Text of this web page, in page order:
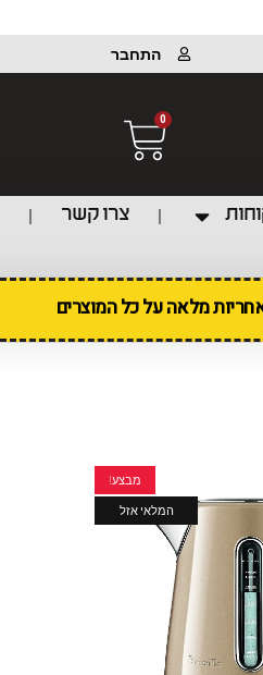
התחבר
0
צרו קשר
מלאה על כל המוצרים
מבצע!
המלאי אזל